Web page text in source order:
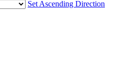
Set Ascending Direction